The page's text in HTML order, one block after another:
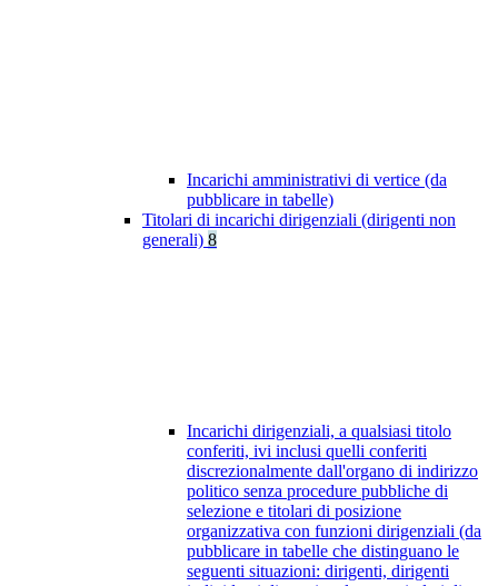
Incarichi amministrativi di vertice (da
pubblicare in tabelle)
Titolari di incarichi dirigenziali (dirigenti non
generali) 8
Incarichi dirigenziali, a qualsiasi titolo
conferiti, ivi inclusi quelli conferiti
discrezionalmente dall'organo di indirizzo
politico senza procedure pubbliche di
selezione e titolari di posizione
organizzativa con funzioni dirigenziali (da
pubblicare in tabelle che distinguano le
seguenti situazioni: dirigenti, dirigenti